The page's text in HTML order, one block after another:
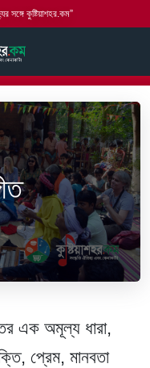
সঙ্গে কুষ্টিয়াশহর.কম”
এক অমূল্য ধারা,
প্রেম, মানবতা